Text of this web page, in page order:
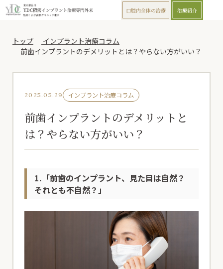
口腔内全体の治療 治療紹介
トップ
インプラント治療コラム
前歯インプラントのデメリットとは？やらない方がいい？
2025.05.29 インプラント治療コラム
前歯インプラントのデメリットと
は？やらない方がいい？
1.「前歯のインプラント、見た目は自然？
それとも不自然？」